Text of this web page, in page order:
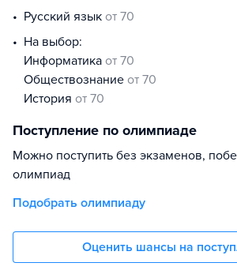
русский язык от 70
На выбор:
информатика от 70
обществознание от 70
история от 70
Поступление по олимпиаде
Можно поступить без экзаменов,
олимпиад
Подобрать олимпиаду
Оценить шансы на